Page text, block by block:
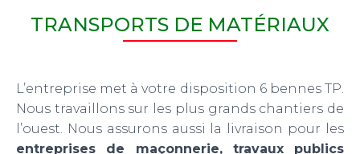
TRANSPORTS DE MATÉRIAUX
L’entreprise met à votre disposition 6 bennes TP.
Nous travaillons sur les plus grands chantiers de
l’ouest. Nous assurons aussi la livraison pour les
entreprises de maçonnerie, travaux publics